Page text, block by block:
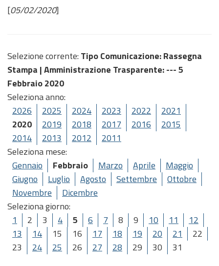
[05/02/2020]
Selezione corrente: Tipo Comunicazione: Rassegna
Stampa |Amministrazione Trasparente: --- 5
Febbraio 2020
Seleziona anno:
2026
2025 2024 2023 2022
2021
2020
2019 2018 2017 2016
2015
2014
2013 2012
2011
Seleziona mese:
Gennaio
Febbraio Marzo Aprile
Maggio
Giugno
Luglio Agosto Settembre
Ottobre
Novembre
Dicembre
Seleziona giorno:
1
2 3 4 5 6 7 8 9 10 11
12
13
14 15 16 17 18 19 20 21
22
23
24 25 26 27 28 29 30 31